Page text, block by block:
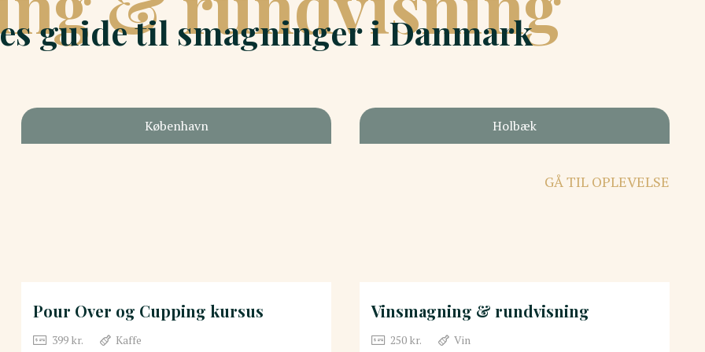
GÅ TIL OPLEVELSE
guide til smagninger i Danmark
København
Pour Over og Cupping kursus
399kr. Kaffe
Holbæk
Vinsmagning & rundvisning
250kr. Vin